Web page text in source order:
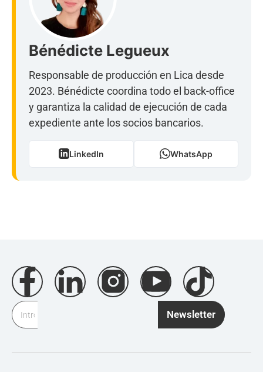
Bénédicte Legueux
Responsable de producción en Lica desde
2023. Bénédicte coordina todo el back-office
y garantiza la calidad de ejecución de cada
expediente ante los socios bancarios.
LinkedIn WhatsApp
Newsletter